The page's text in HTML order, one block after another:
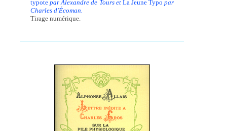
typotepar Alexandre de Tours et La Jeune Typo par
Charles d'Écoman.
Tirage numérique.